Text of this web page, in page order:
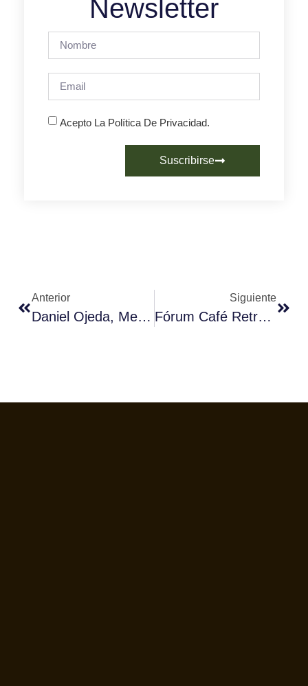
Newsletter
Acepto La Política De Privacidad.
Suscribirse
Anterior
Daniel Ojeda, Mejor Barista De Cataluña.
Siguiente
Fórum Café Retrata El Presente Y Futuro Del Port De Barcelona